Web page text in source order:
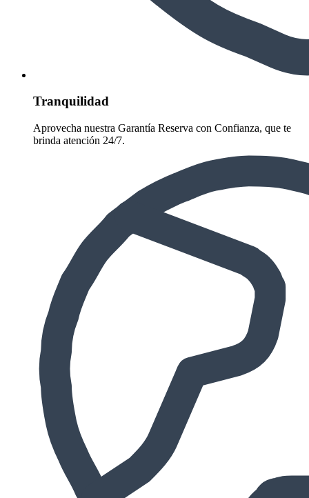
Tranquilidad
Aprovecha nuestra Garantía Reserva con Confianza, que te
brinda atención 24/7.